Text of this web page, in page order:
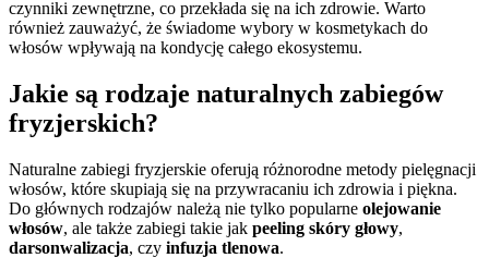
czynniki zewnętrzne, co przekłada się na ich zdrowie. Warto
również zauważyć, że świadome wybory w kosmetykach do
włosów wpływają na kondycję całego ekosystemu.
Jakie są rodzaje naturalnych zabiegów
fryzjerskich?
Naturalne zabiegi fryzjerskie oferują różnorodne metody pielęgnacji
włosów, które skupiają się na przywracaniu ich zdrowia i piękna.
Do głównych rodzajów należą nie tylko popularne olejowanie
włosów, ale także zabiegi takie jak peeling skóry głowy,
darsonwalizacja, czy infuzja tlenowa.